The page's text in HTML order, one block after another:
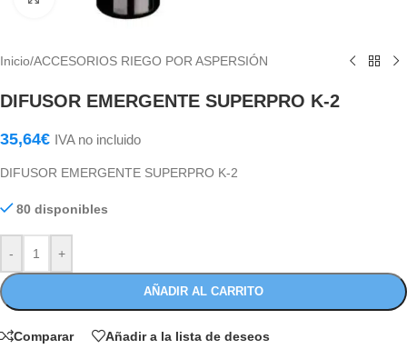
Inicio/ACCESORIOS RIEGO POR ASPERSIÓN
DIFUSOR EMERGENTE SUPERPRO K-2
35,64€ IVA no incluido
DIFUSOR EMERGENTE SUPERPRO K-2
80 disponibles
- +
AÑADIR AL CARRITO
Comparar Añadir a la lista de deseos